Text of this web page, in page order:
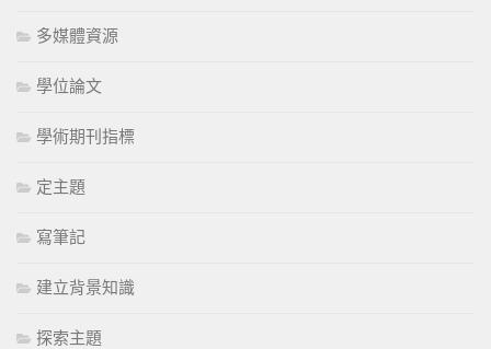
多媒體資源
學位論文
學術期刊指標
定主題
寫筆記
建立背景知識
探索主題